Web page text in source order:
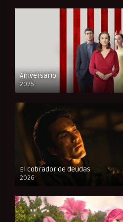
Aniversario
2025
FULL HD
El cobrador de deudas
2026
FULL HD